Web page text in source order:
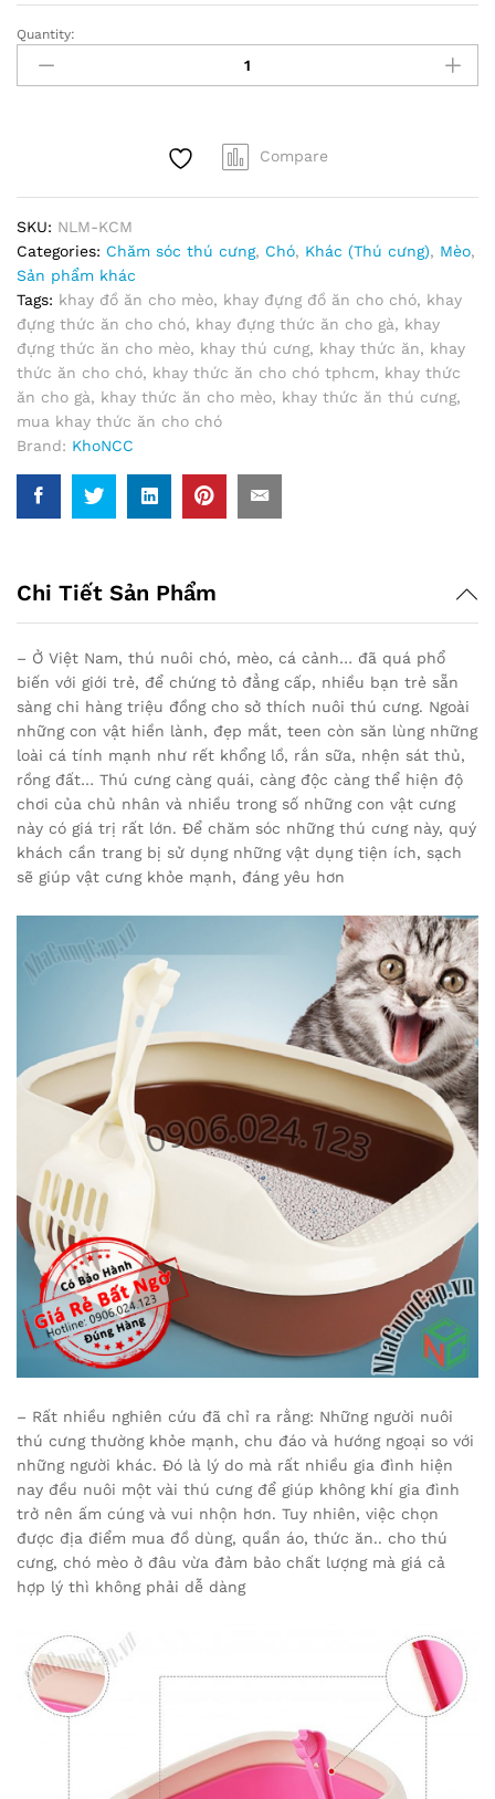
Khay
Thức
Ăn
Nuôi
Chó
Mèo
-
NLM-
KCM
(Nhiều
màu)
quantity
Quantity:
Compare
SKU: NLM-KCM
Categories: Chăm sóc thú cưng, Chó, Khác (Thú cưng), Mèo,
Sản phẩm khác
Tags: khay đồ ăn cho mèo, khay đựng đồ ăn cho chó, khay
đựng thức ăn cho chó, khay đựng thức ăn cho gà, khay
đựng thức ăn cho mèo, khay thú cưng, khay thức ăn, khay
thức ăn cho chó, khay thức ăn cho chó tphcm, khay thức
ăn cho gà, khay thức ăn cho mèo, khay thức ăn thú cưng,
mua khay thức ăn cho chó
Brand: KhoNCC
Chi Tiết Sản Phẩm
– Ở Việt Nam, thú nuôi chó, mèo, cá cảnh… đã quá phổ
biến với giới trẻ, để chứng tỏ đẳng cấp, nhiều bạn trẻ sẵn
sàng chi hàng triệu đồng cho sở thích nuôi thú cưng. Ngoài
những con vật hiền lành, đẹp mắt, teen còn săn lùng những
loài cá tính mạnh như rết khổng lồ, rắn sữa, nhện sát thủ,
rồng đất… Thú cưng càng quái, càng độc càng thể hiện độ
chơi của chủ nhân và nhiều trong số những con vật cưng
này có giá trị rất lớn. Để chăm sóc những thú cưng này, quý
khách cần trang bị sử dụng những vật dụng tiện ích, sạch
sẽ giúp vật cưng khỏe mạnh, đáng yêu hơn
– Rất nhiều nghiên cứu đã chỉ ra rằng: Những người nuôi
thú cưng thường khỏe mạnh, chu đáo và hướng ngoại so với
những người khác. Đó là lý do mà rất nhiều gia đình hiện
nay đều nuôi một vài thú cưng để giúp không khí gia đình
trở nên ấm cúng và vui nhộn hơn. Tuy nhiên, việc chọn
được địa điểm mua đồ dùng, quần áo, thức ăn.. cho thú
cưng, chó mèo ở đâu vừa đảm bảo chất lượng mà giá cả
hợp lý thì không phải dễ dàng